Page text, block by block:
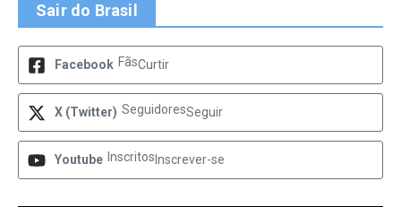
Sair do Brasil
Facebook FãsCurtir
X (Twitter) SeguidoresSeguir
Youtube Inscritos Inscrever-se